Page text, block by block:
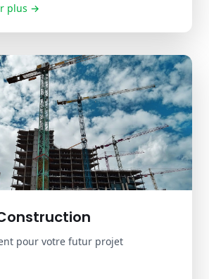
plus →
pour votre futur projet